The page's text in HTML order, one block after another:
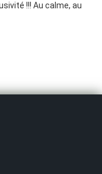
!!! Au calme, au